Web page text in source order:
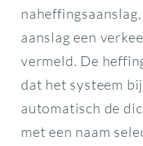
aanslag een
vermeld. De
dat het systeem
automatisch de
met een naam